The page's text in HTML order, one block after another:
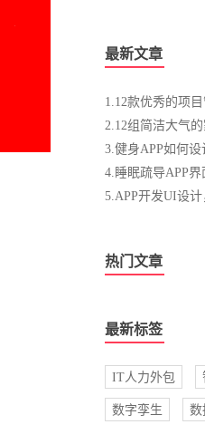
最新文章
2.12组简洁大气
4.睡眠疏导APP
热门文章
最新标签
IT人力外包
数字孪生 数